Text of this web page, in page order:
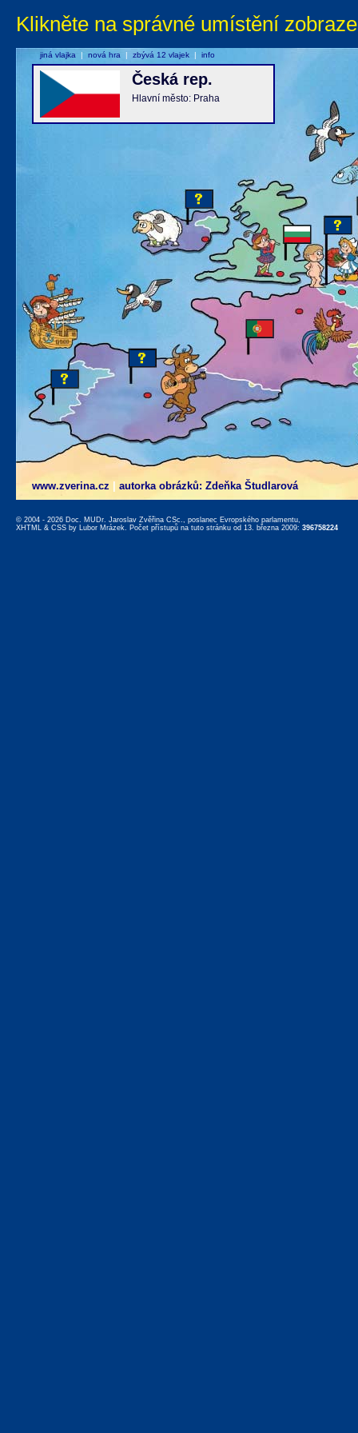
Klikněte na správné umístění
www.zverina.cz autorka obrázků: Zdeňka Študlarová
Česká rep.
Hlavní město: Praha
jiná vlajka | nová hra | zbývá 12 vlajek | info
© 2004 - 2026 Doc. MUDr. Jaroslav Zvěřina CSc., poslanec Evropského parlamentu,
XHTML & CSS by Lubor Mrázek. Počet přístupů na tuto stránku od 13. března 2009: 396758224